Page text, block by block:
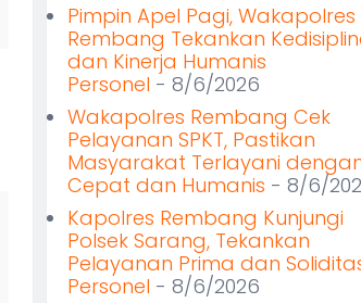
Pimpin Apel Pagi, Wakapolres
Rembang Tekankan
dan Kinerja Humanis
Personel - 8/6/2026
Wakapolres Rembang Cek
Pelayanan SPKT, Pastikan
Masyarakat Terlayani
Cepat dan Humanis - 8/6/
Kapolres Rembang Kunjungi
Polsek Sarang, Tekankan
Pelayanan Prima dan
Personel - 8/6/2026